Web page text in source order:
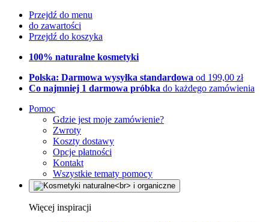
Przejdź do menu
do zawartości
Przejdź do koszyka
100% naturalne kosmetyki
Polska: Darmowa wysyłka standardowa od 199,00 zł
Co najmniej 1 darmowa próbka do każdego zamówienia
Pomoc
Gdzie jest moje zamówienie?
Zwroty
Koszty dostawy
Opcje płatności
Kontakt
Wszystkie tematy pomocy
Więcej inspiracji